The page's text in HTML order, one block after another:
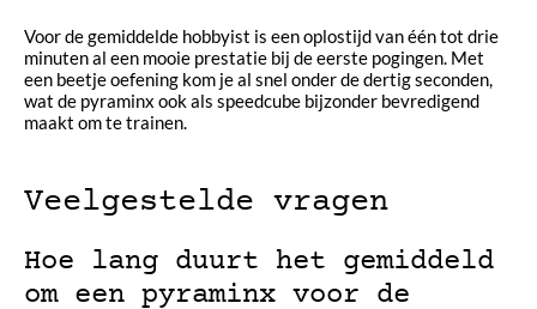
Voor de gemiddelde hobbyist is een oplostijd van één tot drie
minuten al een mooie prestatie bij de eerste pogingen. Met
een beetje oefening kom je al snel onder de dertig seconden,
wat de pyraminx ook als speedcube bijzonder bevredigend
maakt om te trainen.
Veelgestelde vragen
Hoe lang duurt het gemiddeld
om een pyraminx voor de